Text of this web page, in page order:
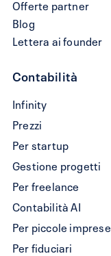
Offerte partner
Blog
Lettera ai founder
Contabilità
Infinity
Prezzi
Per startup
Gestione progetti
Per freelance
Contabilità AI
Per piccole imprese
Crea
fattura
QR
Per fiduciari